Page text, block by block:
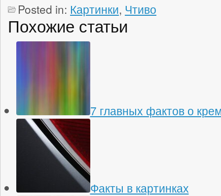
Posted in: Картинки, Чтиво
Похожие статьи
7 главных фактов о
Факты в картинках